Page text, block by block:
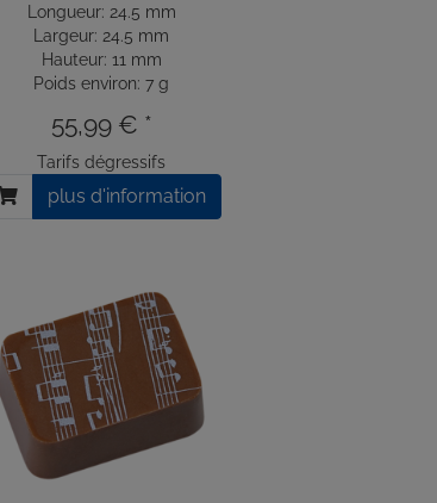
Longueur: 24.5 mm
Largeur: 24.5 mm
Hauteur: 11 mm
Poids environ: 7 g
55,99 € *
Tarifs dégressifs
plus d'information